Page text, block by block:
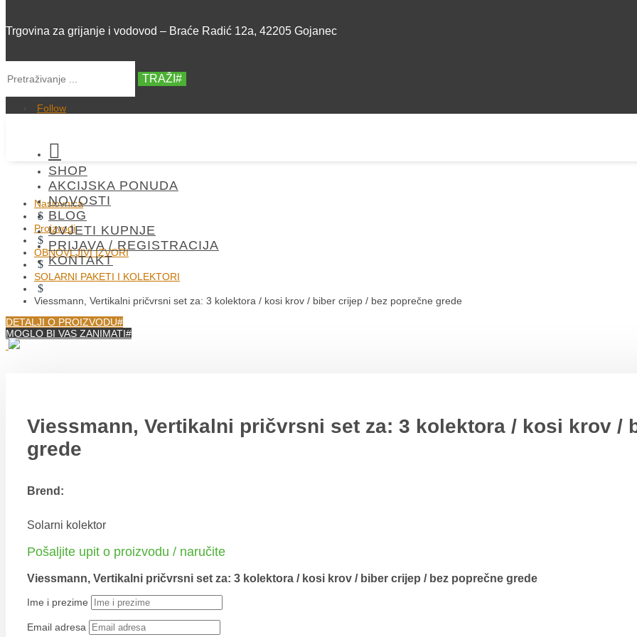
Trgovina za grijanje i vodovod – Braće Radić 12a, 42205 Gojanec
TRAŽI
Follow

SHOP
AKCIJSKA PONUDA
NOVOSTI
BLOG
UVJETI KUPNJE
PRIJAVA / REGISTRACIJA
KONTAKT
Naslovnica
$
Proizvodi
$
OBNOVLJIVI IZVORI
$
SOLARNI PAKETI I KOLEKTORI
$
Viessmann, Vertikalni pričvrsni set za: 3 kolektora / kosi krov / biber crijep / bez poprečne grede
DETALJI O PROIZVODU
MOGLO BI VAS ZANIMATI
Viessmann, Vertikalni pričvrsni set za: 3 kolektora / kosi krov /
grede
Brend:
Solarni kolektor
Pošaljite upit o proizvodu / naručite
Viessmann, Vertikalni pričvrsni set za: 3 kolektora / kosi krov / biber crijep / bez poprečne grede
Ime i prezime
Email adresa